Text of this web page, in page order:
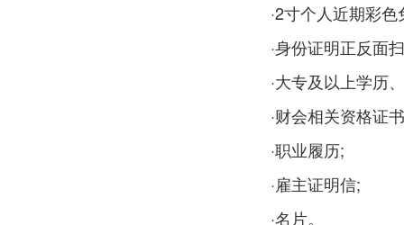
·2寸个人近期彩色
·身份证明正反面
·大专及以上学历、
·财会相关资格证书
·职业履历;
·雇主证明信;
·名片。